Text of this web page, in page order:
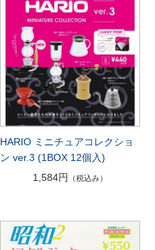
HARIO ミニチュアコレクショ
ン ver.3 (1BOX 12個入)
1,584円
（税込み）